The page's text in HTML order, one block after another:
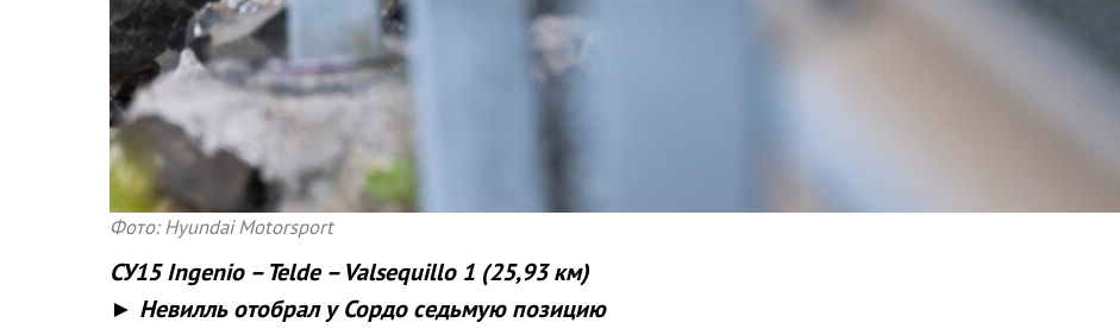
Фото: Hyundai Motorsport
СУ15Ingenio–Telde–Valsequillo1 (25,93км)
► Невилль отобрал у Сордо седьмую позицию